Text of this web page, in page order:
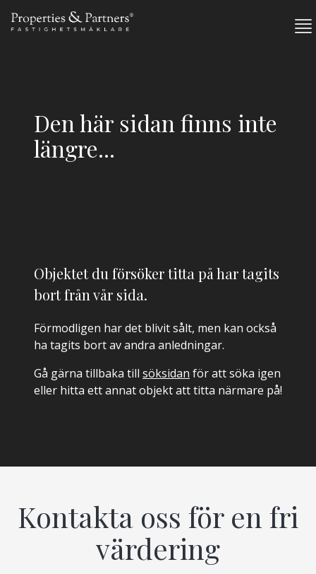
Den här sidan finns inte
längre...
Objektet du försöker titta på har tagits
bort från vår sida.
Förmodligen har det blivit sålt, men kan också
ha tagits bort av andra anledningar.
Gå gärna tillbaka till söksidan för att söka igen
eller hitta ett annat objekt att titta närmare på!
Kontakta oss för en fri
värdering